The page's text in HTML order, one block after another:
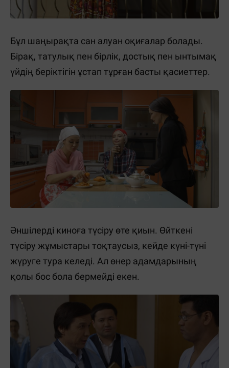
Бұл шаңырақта сан алуан оқиғалар болады.
Бірақ, татулық пен бірлік, достық пен ынтымақ
үйдің беріктігін ұстап тұрған басты қасиеттер.
Әншілерді киноға түсіру өте қиын. Өйткені
түсіру жұмыстары тоқтаусыз, кейде күні-түні
жүруге тура келеді. Ал өнер адамдарының
қолы бос бола бермейді екен.